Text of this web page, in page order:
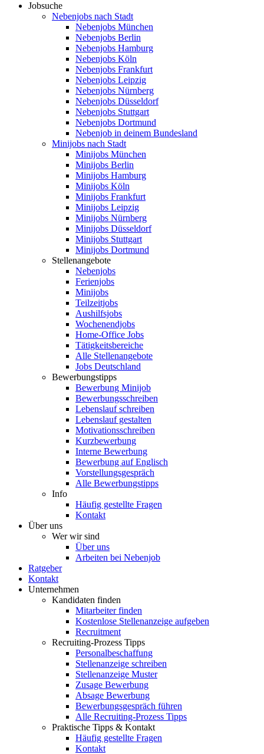
Jobsuche
Nebenjobs nach Stadt
Nebenjobs München
Nebenjobs Berlin
Nebenjobs Hamburg
Nebenjobs Köln
Nebenjobs Frankfurt
Nebenjobs Leipzig
Nebenjobs Nürnberg
Nebenjobs Düsseldorf
Nebenjobs Stuttgart
Nebenjobs Dortmund
Nebenjob in deinem Bundesland
Minijobs nach Stadt
Minijobs München
Minijobs Berlin
Minijobs Hamburg
Minijobs Köln
Minijobs Frankfurt
Minijobs Leipzig
Minijobs Nürnberg
Minijobs Düsseldorf
Minijobs Stuttgart
Minijobs Dortmund
Stellenangebote
Nebenjobs
Ferienjobs
Minijobs
Teilzeitjobs
Aushilfsjobs
Wochenendjobs
Home-Office Jobs
Tätigkeitsbereiche
Alle Stellenangebote
Jobs Deutschland
Bewerbungstipps
Bewerbung Minijob
Bewerbungsschreiben
Lebenslauf schreiben
Lebenslauf gestalten
Motivationsschreiben
Kurzbewerbung
Interne Bewerbung
Bewerbung auf Englisch
Vorstellungsgespräch
Alle Bewerbungstipps
Info
Häufig gestellte Fragen
Kontakt
Über uns
Wer wir sind
Über uns
Arbeiten bei Nebenjob
Ratgeber
Kontakt
Unternehmen
Kandidaten finden
Mitarbeiter finden
Kostenlose Stellenanzeige aufgeben
Recruitment
Recruiting-Prozess Tipps
Personalbeschaffung
Stellenanzeige schreiben
Stellenanzeige Muster
Zusage Bewerbung
Absage Bewerbung
Bewerbungsgespräch führen
Alle Recruiting-Prozess Tipps
Praktische Tipps & Kontakt
Häufig gestellte Fragen
Kontakt